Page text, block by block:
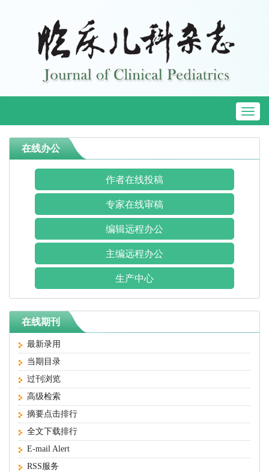
在线办公
作者在线投稿
专家在线审稿
编辑远程办公
主编远程办公
生产中心
在线期刊
最新录用
当期目录
过刊浏览
高级检索
摘要点击排行
全文下载排行
E-mail Alert
RSS服务